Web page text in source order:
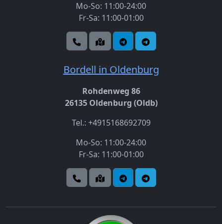
Mo-So: 11:00-24:00
Fr-Sa: 11:00-01:00
Bordell in Oldenburg
Rohdenweg 86
26135 Oldenburg (Oldb)
Tel.: +4915168692709
Mo-So: 11:00-24:00
Fr-Sa: 11:00-01:00